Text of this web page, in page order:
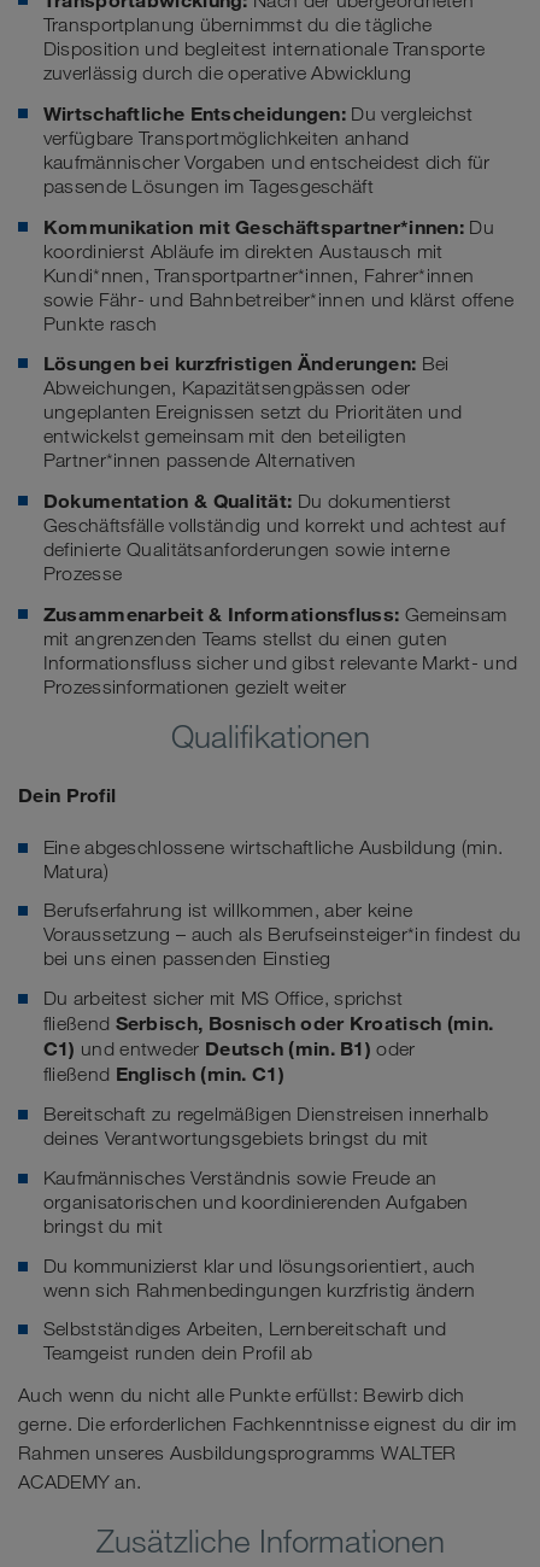
Transportplanung übernimmst du die tägliche
Disposition und begleitest internationale Transporte
zuverlässig durch die operative Abwicklung
Wirtschaftliche Entscheidungen: Du vergleichst
verfügbare Transportmöglichkeiten anhand
kaufmännischer Vorgaben und entscheidest dich für
passende Lösungen im Tagesgeschäft
Kommunikation mit Geschäftspartner*innen: Du
koordinierst Abläufe im direkten Austausch mit
Kundi*nnen, Transportpartner*innen, Fahrer*innen
sowie Fähr- und Bahnbetreiber*innen und klärst offene
Punkte rasch
Lösungen bei kurzfristigen Änderungen: Bei
Abweichungen, Kapazitätsengpässen oder
ungeplanten Ereignissen setzt du Prioritäten und
entwickelst gemeinsam mit den beteiligten
Partner*innen passende Alternativen
Dokumentation & Qualität: Du dokumentierst
Geschäftsfälle vollständig und korrekt und achtest auf
definierte Qualitätsanforderungen sowie interne
Prozesse
Zusammenarbeit & Informationsfluss: Gemeinsam
mit angrenzenden Teams stellst du einen guten
Informationsfluss sicher und gibst relevante Markt- und
Prozessinformationen gezielt weiter
Qualifikationen
Dein Profil
Eine abgeschlossene wirtschaftliche Ausbildung (min.
Matura)
Berufserfahrung ist willkommen, aber keine
Voraussetzung – auch als Berufseinsteiger*in findest du
bei uns einen passenden Einstieg
Du arbeitest sicher mit MS Office, sprichst
fließend Serbisch, Bosnischoder Kroatisch (min.
C1) und entweder Deutsch (min. B1)oder
fließend Englisch (min. C1)
Bereitschaft zu regelmäßigen Dienstreisen innerhalb
deines Verantwortungsgebiets bringst du mit
Kaufmännisches Verständnis sowie Freude an
organisatorischen und koordinierenden Aufgaben
bringst du mit
Du kommunizierst klar und lösungsorientiert, auch
wenn sich Rahmenbedingungen kurzfristig ändern
Selbstständiges Arbeiten, Lernbereitschaft und
Teamgeist runden dein Profil ab
Auch wenn du nicht alle Punkte erfüllst: Bewirb dich
gerne. Die erforderlichen Fachkenntnisse eignest du dir im
Rahmen unseres Ausbildungsprogramms WALTER
ACADEMY an.
Zusätzliche Informationen